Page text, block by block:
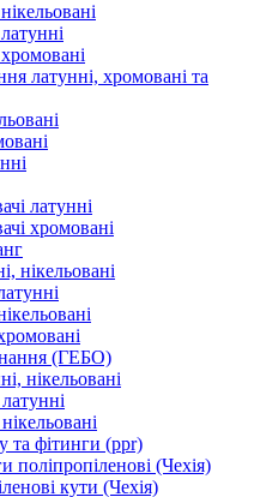
латунні, хромовані та
латунні
хромовані
нікельовані
(ГЕБО)
нікельовані
та фітинги (ppr)
поліпропіленові (Чехія)
кути (Чехія)